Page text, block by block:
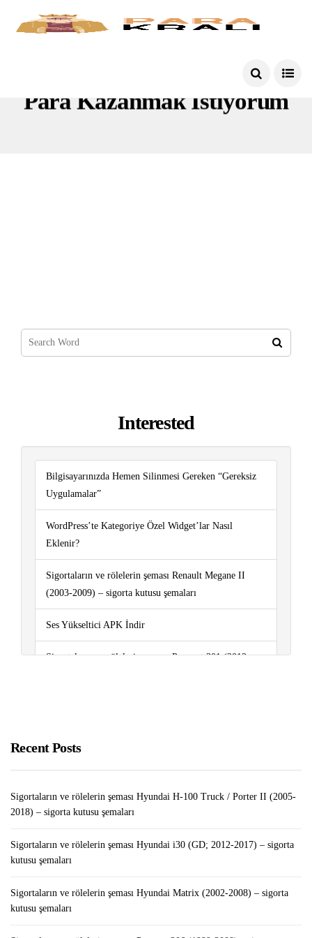
Para Kazanmak Istiyorum
Interested
Bilgisayarınızda Hemen Silinmesi Gereken “Gereksiz
Uygulamalar”
WordPress’te Kategoriye Özel Widget’lar Nasıl
Eklenir?
Sigortaların ve rölelerin şeması Renault Megane II
(2003-2009) – sigorta kutusu şemaları
Ses Yükseltici APK İndir
Sigortaların ve rölelerin şeması Peugeot 301 (2012-
Para/Mücevher)
Recent Posts
Sigortaların ve rölelerin şeması Hyundai H-100 Truck / Porter II (2005-
2018) – sigorta kutusu şemaları
Sigortaların ve rölelerin şeması Hyundai i30 (GD; 2012-2017) – sigorta
kutusu şemaları
Sigortaların ve rölelerin şeması Hyundai Matrix (2002-2008) – sigorta
kutusu şemaları